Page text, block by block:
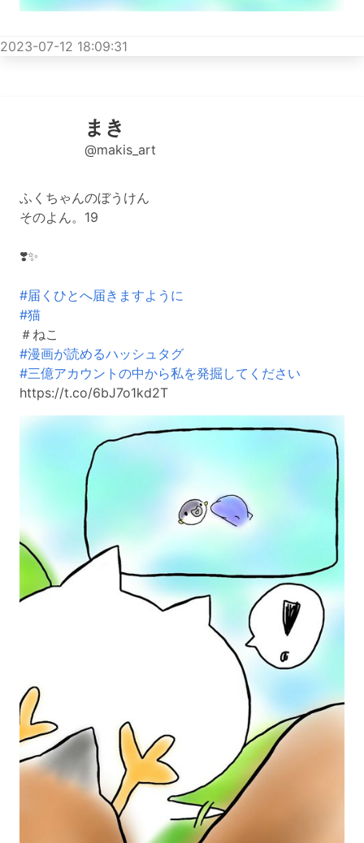
2023-07-12 18:09:31
まき
@makis_art
ふくちゃんのぼうけん
そのよん。19
❣️✨
#届くひとへ届きますように
#猫
＃ねこ
#漫画が読めるハッシュタグ
#三億アカウントの中から私を発掘してください
https://t.co/6bJ7o1kd2T